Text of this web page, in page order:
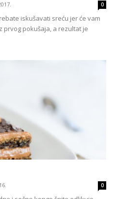
0
iskušavati sreću jer će vam
prvog pokušaja, a rezultat je
0